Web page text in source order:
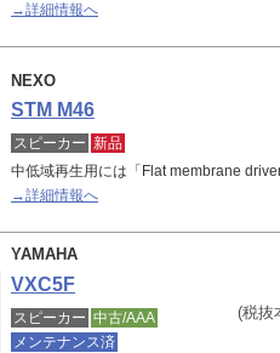
→詳細情報へ
NEXO
STM M46
スピーカー 新品
中低域再生用には「Flat membrane
→詳細情報へ
YAMAHA
VXC5F
(税抜
スピーカー 中古/AAA
メンテナンス済